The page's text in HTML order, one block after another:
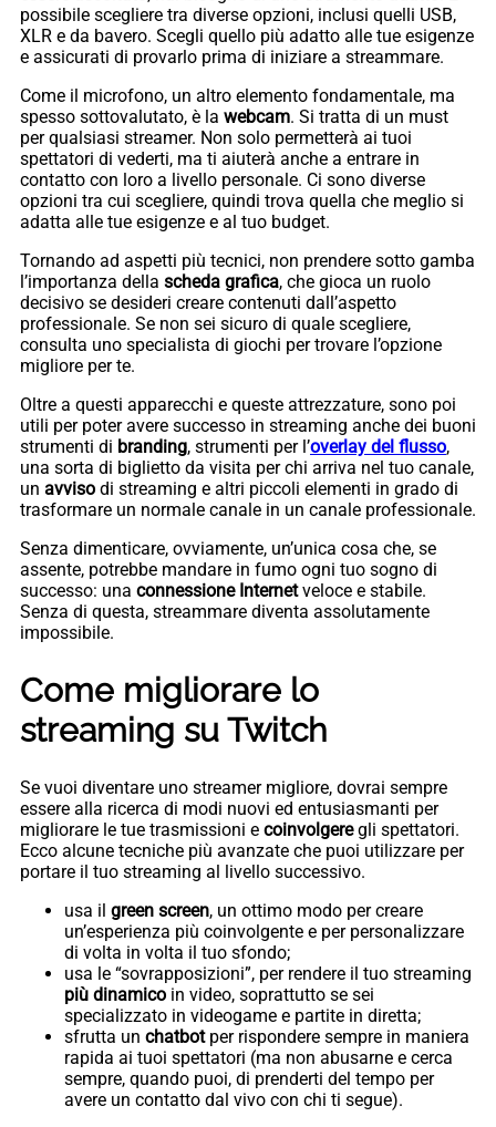
possibile scegliere tra diverse opzioni, inclusi quelli USB,
XLR e da bavero. Scegli quello più adatto alle tue esigenze
e assicurati di provarlo prima di iniziare a streammare.
Come il microfono, un altro elemento fondamentale, ma
spesso sottovalutato, è la webcam. Si tratta di un must
per qualsiasi streamer. Non solo permetterà ai tuoi
spettatori di vederti, ma ti aiuterà anche a entrare in
contatto con loro a livello personale. Ci sono diverse
opzioni tra cui scegliere, quindi trova quella che meglio si
adatta alle tue esigenze e al tuo budget.
Tornando ad aspetti più tecnici, non prendere sotto gamba
l’importanza della scheda grafica, che gioca un ruolo
decisivo se desideri creare contenuti dall’aspetto
professionale. Se non sei sicuro di quale scegliere,
consulta uno specialista di giochi per trovare l’opzione
migliore per te.
Oltre a questi apparecchi e queste attrezzature, sono poi
utili per poter avere successo in streaming anche dei buoni
strumenti di branding, strumenti per l’overlay del flusso,
una sorta di biglietto da visita per chi arriva nel tuo canale,
un avviso di streaming e altri piccoli elementi in grado di
trasformare un normale canale in un canale professionale.
Senza dimenticare, ovviamente, un’unica cosa che, se
assente, potrebbe mandare in fumo ogni tuo sogno di
successo: una connessione Internetveloce e stabile.
Senza di questa, streammare diventa assolutamente
impossibile.
Come migliorare lo
streaming su Twitch
Se vuoi diventare uno streamer migliore, dovrai sempre
essere alla ricerca di modi nuovi ed entusiasmanti per
migliorare le tue trasmissioni e coinvolgeregli spettatori.
Ecco alcune tecniche più avanzate che puoi utilizzare per
portare il tuo streaming al livello successivo.
usa il green screen, un ottimo modo per creare
un’esperienza più coinvolgente e per personalizzare
di volta in volta il tuo sfondo;
usa le “sovrapposizioni”, per rendere il tuo streaming
più dinamico in video, soprattutto se sei
specializzato in videogame e partite in diretta;
sfrutta un chatbotper rispondere sempre in maniera
rapida ai tuoi spettatori (ma non abusarne e cerca
sempre, quando puoi, di prenderti del tempo per
avere un contatto dal vivo con chi ti segue).